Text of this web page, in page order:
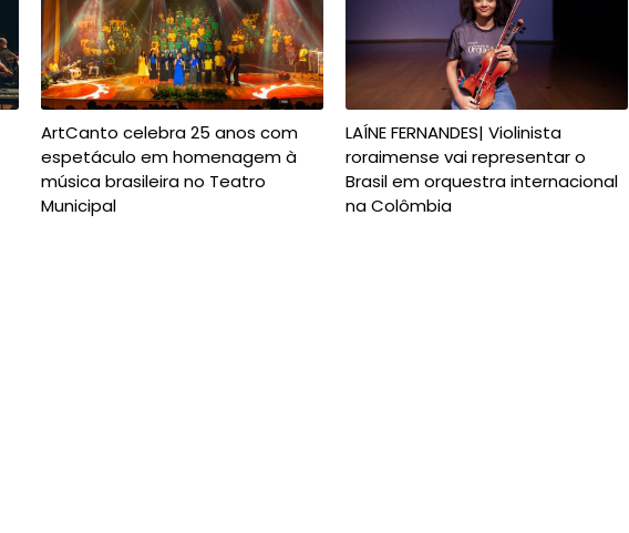
ArtCanto celebra 25 anos com
espetáculo em homenagem à
música brasileira no Teatro
Municipal
LAÍNE FERNANDES| Violinista
roraimense vai representar o
Brasil em orquestra internacional
na Colômbia